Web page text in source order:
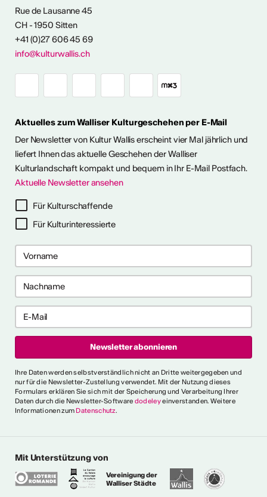
Ausstellungen
Himmel im Wallis
Kunst im Freien so richtig
eine kleine aber feine
im Wallis
2027 in Prag
bis 28. April 2027) ist ein 10-
für Recherche-,
Es bietet
kollektive Begleitung und
10. September
choreografische
urbaner Tanz
Espace Culture
des Concorde
16. August Infos:
Rue de Lausanne 45
CH - 1950 Sitten
+41 (0)27 606 45 69
info@kulturwallis.ch
Aktuelles zum Walliser Kulturgeschehen per E-Mail
Der Newsletter von Kultur Wallis erscheint vier Mal jährlich und
liefert Ihnen das aktuelle Geschehen der Walliser
Kulturlandschaft kompakt und bequem in Ihr E-Mail Postfach.
Aktuelle Newsletter ansehen
Für Kulturschaffende
Für Kulturinteressierte
Ihre Daten werden selbstverständlich nicht an Dritte weitergegeben und
nur für die Newsletter-Zustellung verwendet. Mit der Nutzung dieses
Formulars erklären Sie sich mit der Speicherung und Verarbeitung Ihrer
Daten durch die Newsletter-Software dodeleyeinverstanden. Weitere
Informationen zum Datenschutz.
Mit Unterstützung von
Vereinigung der
Walliser Städte